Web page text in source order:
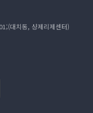
대치동, 샹제리제센터)